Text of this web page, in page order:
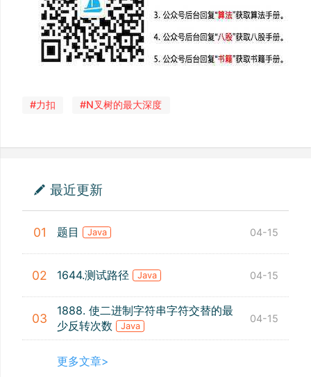
#力扣 #N叉树的最大深度
最近更新
01 题目 Java 04-15
02 1644.测试路径 Java 04-15
03
1888. 使二进制字符串字符交替的最
少反转次数
Java
04-15
更多文章>